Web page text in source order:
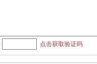
点击获取验证码